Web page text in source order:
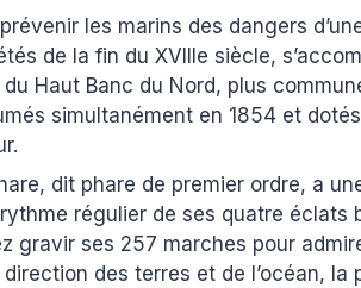
les marins des dangers
de la fin du XVIIIe siècle,
Haut Banc du Nord, plus
simultanément en 1854 et
dit phare de premier ordre, a
régulier de ses quatre éclats
gravir ses 257 marches pour
des terres et de l’océan, la